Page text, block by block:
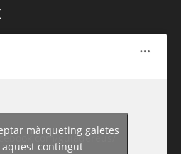
guiadereus/
màrqueting galetes
contingut